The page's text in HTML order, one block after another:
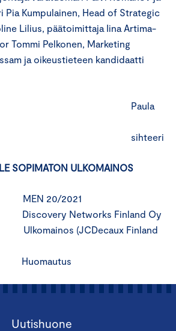
Pia Kumpulainen, Head of Strategic
Lilius, päätoimittaja Iina Artima-
Tommi Pelkonen, Marketing
ja oikeustieteen kandidaatti
Paula
sihteeri
SOPIMATON ULKOMAINOS
MEN 20/2021
Discovery Networks Finland Oy
Ulkomainos (JCDecaux Finland
Huomautus
Uutishuone